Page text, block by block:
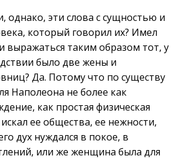
однако, эти слова с сущностью и
который говорил их? Имел
выражаться таким образом тот, у
было две жены и
Да. Потому что по существу
Наполеона не более как
как простая физическая
ее общества, ее нежности,
дух нуждался в покое, в
или же женщина была для